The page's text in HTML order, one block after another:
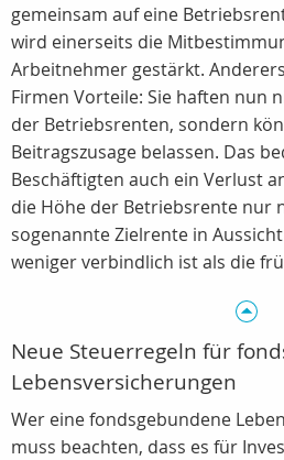
gemeinsam auf eine
wird einerseits die
Arbeitnehmer gestärkt.
Firmen Vorteile: Sie haften nun
der Betriebsrenten, sondern
Beitragszusage belassen. Das
Beschäftigten auch ein Verlust
die Höhe der Betriebsrente nur
sogenannte Zielrente in
weniger verbindlich ist als die
Neue Steuerregeln für
Lebensversicherungen
Wer eine fondsgebundene
muss beachten, dass es für